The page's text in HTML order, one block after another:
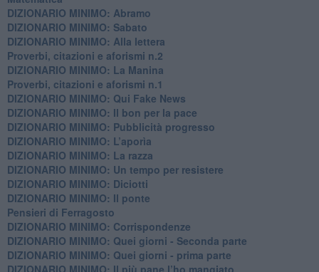
DIZIONARIO MINIMO: Abramo
DIZIONARIO MINIMO: Sabato
​DIZIONARIO MINIMO: Alla lettera
Proverbi, citazioni e aforismi n.2
DIZIONARIO MINIMO: La Manina
​Proverbi, citazioni e aforismi n.1
DIZIONARIO MINIMO: Qui Fake News
DIZIONARIO MINIMO: ​Il bon per la pace
DIZIONARIO MINIMO: Pubblicità progresso
DIZIONARIO MINIMO: L’aporìa
DIZIONARIO MINIMO: La razza
DIZIONARIO MINIMO: Un tempo per resistere
DIZIONARIO MINIMO: Diciotti
DIZIONARIO MINIMO: Il ponte
Pensieri di Ferragosto
DIZIONARIO MINIMO: Corrispondenze
DIZIONARIO MINIMO: Quei giorni - Seconda parte
DIZIONARIO MINIMO: Quei giorni - prima parte
DIZIONARIO MINIMO: Il più pane l’ho mangiato